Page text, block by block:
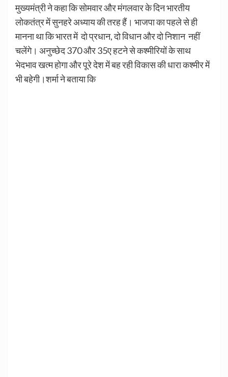
मुख्यमंत्री ने कहा कि सोमवार और मंगलवार के दिन भारतीय
लोकतंत्र में सुनहरे अध्याय की तरह हैं। भाजपा का पहले से ही
मानना था कि भारत में दो प्रधान, दो विधान और दो निशान नहीं
चलेंगे। अनुच्छेद 370 और 35ए हटने से कश्मीरियों के साथ
भेदभाव खत्म होगा और पूरे देश में बह रही विकास की धारा कश्मीर में
भी बहेगी।शर्मा ने बताया कि